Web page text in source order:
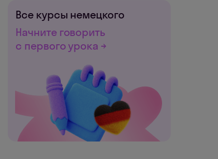
Все курсы немецкого
Начните говорить
с первого урока →